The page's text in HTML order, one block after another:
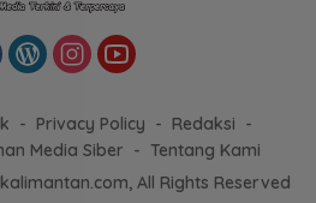
Privacy Policy
Redaksi
Media Siber
Tentang Kami
All Rights Reserved